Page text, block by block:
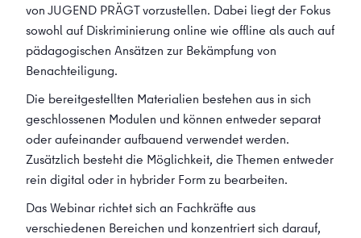
von JUGEND PRÄGT vorzustellen. Dabei liegt der Fokus
sowohl auf Diskriminierung online wie offline als auch auf
pädagogischen Ansätzen zur Bekämpfung von
Benachteiligung.
Die bereitgestellten Materialien bestehen aus in sich
geschlossenen Modulen und können entweder separat
oder aufeinander aufbauend verwendet werden.
Zusätzlich besteht die Möglichkeit, die Themen entweder
rein digital oder in hybrider Form zu bearbeiten.
Das Webinar richtet sich an Fachkräfte aus
verschiedenen Bereichen und konzentriert sich darauf,